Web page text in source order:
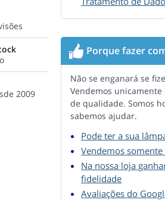
Porque fazer
Não se enganará se
Vendemos
de qualidade. Somos
sabemos ajudar.
Pode ter a sua
Vendemos
Na nossa loja
fidelidade
Avaliações do
2009